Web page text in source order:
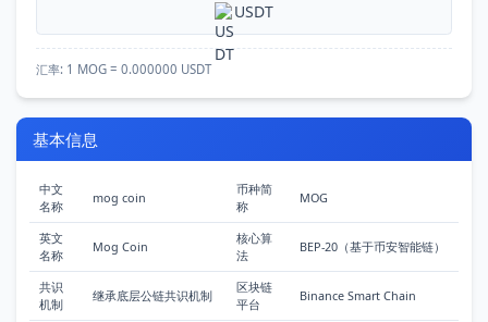
USDT
汇率: 1 MOG = 0.000000 USDT
基本信息
中文
名称
mog coin
币种简
称
MOG
英文
名称
Mog Coin
核心算
法
BEP-20（基于币安智能链）
共识
机制
继承底层公链共识机制
区块链
平台
Binance Smart Chain